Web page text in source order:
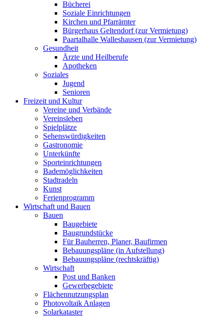
Bücherei
Soziale Einrichtungen
Kirchen und Pfarrämter
Bürgerhaus Geltendorf (zur Vermietung)
Paartalhalle Walleshausen (zur Vermietung)
Gesundheit
Ärzte und Heilberufe
Apotheken
Soziales
Jugend
Senioren
Freizeit und Kultur
Vereine und Verbände
Vereinsleben
Spielplätze
Sehenswürdigkeiten
Gastronomie
Unterkünfte
Sporteinrichtungen
Bademöglichkeiten
Stadtradeln
Kunst
Ferienprogramm
Wirtschaft und Bauen
Bauen
Baugebiete
Baugrundstücke
Für Bauherren, Planer, Baufirmen
Bebauungspläne (in Aufstellung)
Bebauungspläne (rechtskräftig)
Wirtschaft
Post und Banken
Gewerbegebiete
Flächennutzungsplan
Photovoltaik Anlagen
Solarkataster